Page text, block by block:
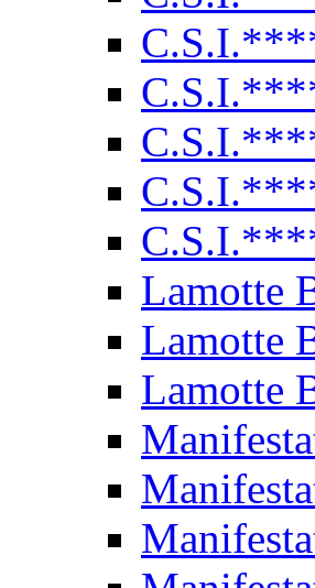
Lamotte
Lamotte
Lamotte